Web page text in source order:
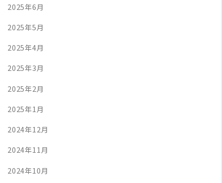
2025年6月
2025年5月
2025年4月
2025年3月
2025年2月
2025年1月
2024年12月
2024年11月
2024年10月